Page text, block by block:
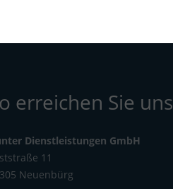
erreichen Sie uns
Dienstleistungen GmbH
11
Neuenbürg